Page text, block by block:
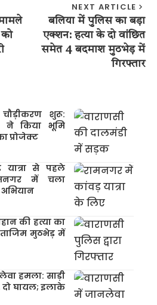
NEXT ARTICLE
बलिया में पुलिस का बड़ा
एक्शन: हत्या के दो वांछित
समेत 4 बदमाश मुठभेड़ में
गिरफ्तार
शुरू:
ने किया भूमि
प्रोजेक्ट
यात्रा से पहले
में चला
की हत्या का
ताजिम मुठभेड़ में
हमला: साड़ी
दो घायल; इलाके